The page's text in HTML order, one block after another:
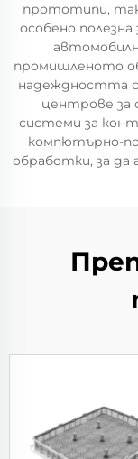
прототипи,
особено
промишленото
надеждността
центрове за
системи за
компютърно-
обработки, за